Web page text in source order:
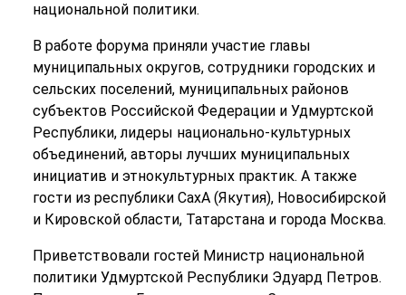
национальной политики.
В работе форума приняли участие главы
муниципальных округов, сотрудники городских и
сельских поселений, муниципальных районов
субъектов Российской Федерации и Удмуртской
Республики, лидеры национально-культурных
объединений, авторы лучших муниципальных
инициатив и этнокультурных практик. А также
гости из республики СахА (Якутия), Новосибирской
и Кировской области, Татарстана и города Москва.
Приветствовали гостей Министр национальной
политики Удмуртской Республики Эдуард Петров.